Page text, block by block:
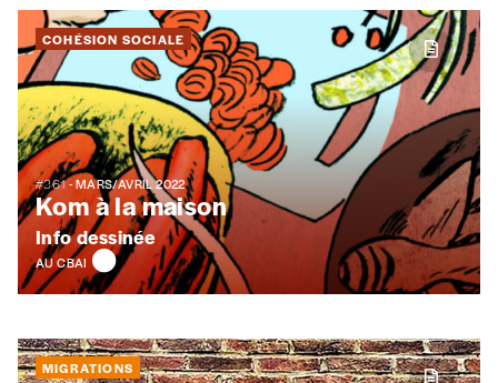
Localité
Je souhaite recevoir une facture
J’ai lu et j’accepte votre politique
de confidentialité
Lire notrepolitique de protection des données
Ajouter un message (facultatif)
COHÉSION SOCIALE
#361- MARS/AVRIL 2022
Kom à la maison
Info dessinée
AU CBAI
MIGRATIONS